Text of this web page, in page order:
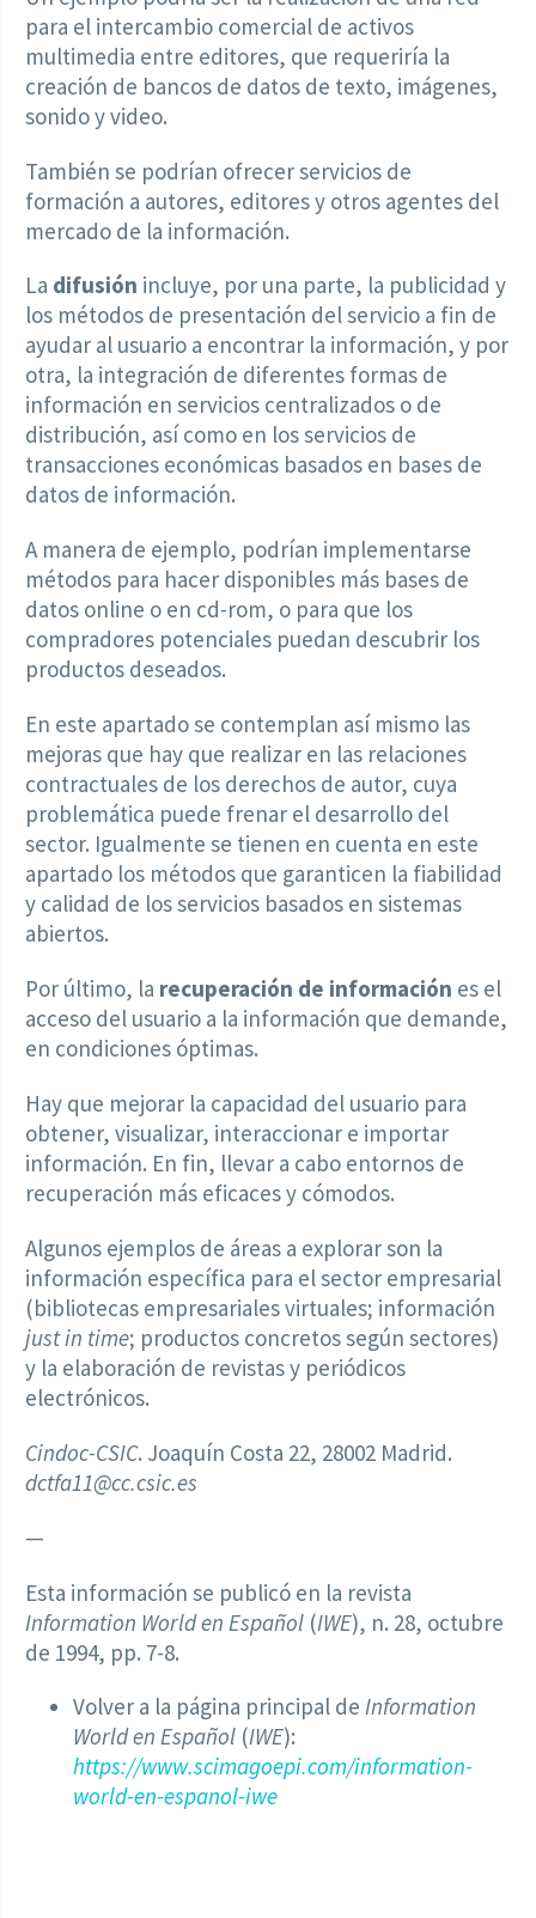
para el intercambio comercial de activos
multimedia entre editores, que requeriría la
creación de bancos de datos de texto, imágenes,
sonido y video.
También se podrían ofrecer servicios de
formación a autores, editores y otros agentes del
mercado de la información.
La difusión incluye, por una parte, la publicidad y
los métodos de presentación del servicio a fin de
ayudar al usuario a encontrar la información, y por
otra, la integración de diferentes formas de
información en servicios centralizados o de
distribución, así como en los servicios de
transacciones económicas basados en bases de
datos de información.
A manera de ejemplo, podrían implementarse
métodos para hacer disponibles más bases de
datos online o en cd-rom, o para que los
compradores potenciales puedan descubrir los
productos deseados.
En este apartado se contemplan así mismo las
mejoras que hay que realizar en las relaciones
contractuales de los derechos de autor, cuya
problemática puede frenar el desarrollo del
sector. Igualmente se tienen en cuenta en este
apartado los métodos que garanticen la fiabilidad
y calidad de los servicios basados en sistemas
abiertos.
Por último, la recuperación de información es el
acceso del usuario a la información que demande,
en condiciones óptimas.
Hay que mejorar la capacidad del usuario para
obtener, visualizar, interaccionar e importar
información. En fin, llevar a cabo entornos de
recuperación más eficaces y cómodos.
Algunos ejemplos de áreas a explorar son la
información específica para el sector empresarial
(bibliotecas empresariales virtuales; información
just in time; productos concretos según sectores)
y la elaboración de revistas y periódicos
electrónicos.
Cindoc-CSIC. Joaquín Costa 22, 28002 Madrid.
dctfa11@cc.csic.es
—
Esta información se publicó en la revista
Information World en Español (IWE), n. 28, octubre
de 1994, pp. 7-8.
Volver a la página principal de Information
World en Español (IWE):
https://www.scimagoepi.com/information-
world-en-espanol-iwe